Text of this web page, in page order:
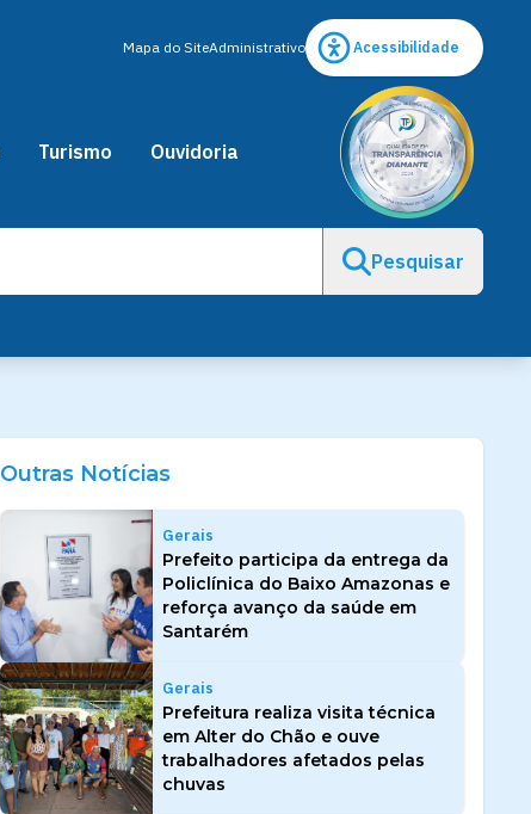
Mapa do SiteAdministrativo Acessibilidade
Turismo Ouvidoria
Pesquisar
Outras Notícias
Gerais
Prefeito participa da entrega da
Policlínica do Baixo Amazonas e
reforça avanço da saúde em
Santarém
Gerais
Prefeitura realiza visita técnica
em Alter do Chão e ouve
trabalhadores afetados pelas
chuvas